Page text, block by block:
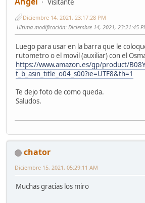
Visitante
Diciembre 14, 2021, 23:17:28 PM
Ultima modificación: Diciembre 14, 2021, 23:21:45
Luego para usar en la barra que le
rutometro o el movil (auxiliar) con el
https://www.amazon.es/gp/product/
t_b_asin_title_o04_s00?ie=UTF8&th=1
Te dejo foto de como queda.
Saludos.
chator
Diciembre 15, 2021, 05:29:11 AM
Muchas gracias los miro